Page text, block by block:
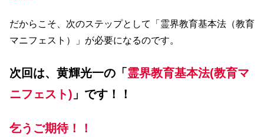
だからこそ、次のステップとして「霊界教育基本法（教育
マニフェスト）」が必要になるのです。
次回は、黄輝光一の「 霊界教育基本法(教育マ
ニフェスト) 」です！！
乞うご期待！！